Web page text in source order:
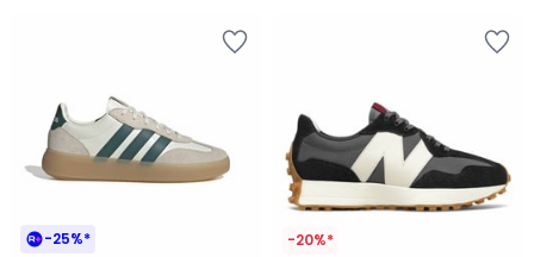
-25%* -20%*